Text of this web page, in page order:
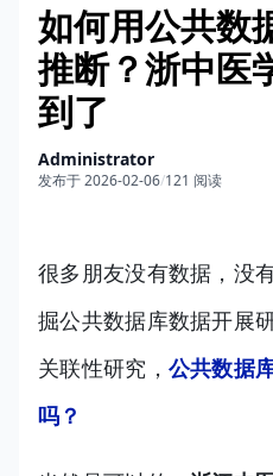
如何用公共数
推断？浙中医
到了
Administrator
发布于 2026-02-06/121 阅读
很多朋友没有数据，没
掘公共数据库数据开展
关联性研究， 公共数据
吗？